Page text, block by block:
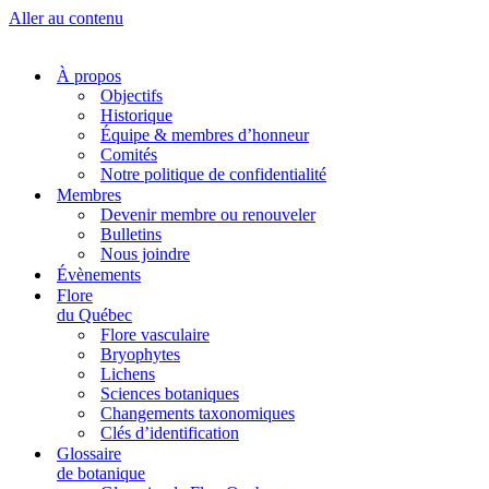
Aller au contenu
À propos
Objectifs
Historique
Équipe & membres d’honneur
Comités
Notre politique de confidentialité
Membres
Devenir membre ou renouveler
Bulletins
Nous joindre
Évènements
Flore
du Québec
Flore vasculaire
Bryophytes
Lichens
Sciences botaniques
Changements taxonomiques
Clés d’identification
Glossaire
de botanique